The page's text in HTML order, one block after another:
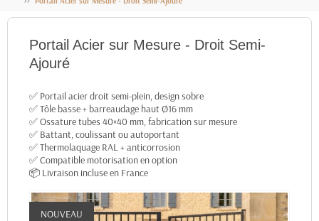
Portail Acier sur Mesure - Droit Semi-
Ajouré
✅ Portail acier droit semi-plein, design sobre
✅ Tôle basse + barreaudage haut Ø16 mm
✅ Ossature tubes 40×40 mm, fabrication sur mesure
✅ Battant, coulissant ou autoportant
✅ Thermolaquage RAL + anticorrosion
✅ Compatible motorisation en option
📦 Livraison incluse en France
NOUVEAU